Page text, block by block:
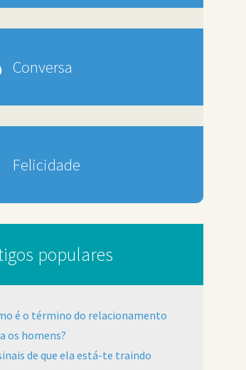
Conversa
Felicidade
populares
é o término do relacionamento
os homens?
de que ela está-te traindo